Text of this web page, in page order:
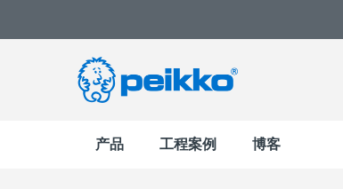
产品 工程案例 博客